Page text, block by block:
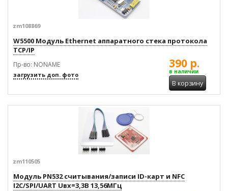
zm108869
W5500 Модуль Ethernet аппаратного стека протокола
TCP/IP
Пр-во: NONAME
загрузить доп. фото
390 р.
в наличии
В корзину
zm110505
Модуль PN532 считывания/записи ID-карт и NFC
I2C/SPI/UART Uвх=3,3В 13,56МГц